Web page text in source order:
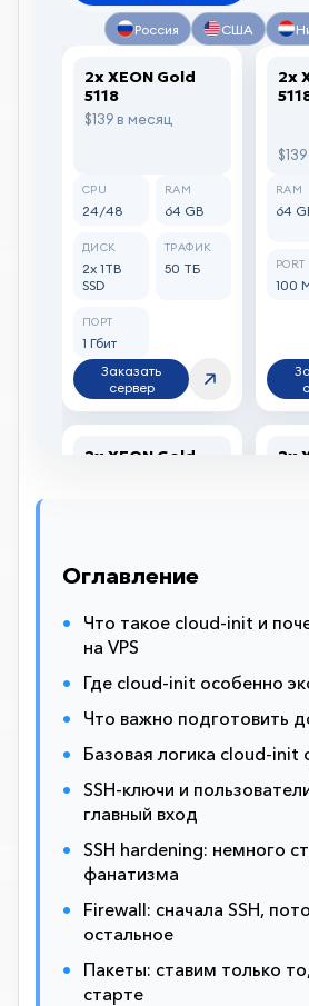
Оглавление
Что такое cloud-init и
на VPS
Где cloud-init особенно
Что важно подготовить
Базовая логика cloud-init
SSH-ключи и
главный вход
SSH hardening: немного
фанатизма
Firewall: сначала SSH,
остальное
Пакеты: ставим только
старте